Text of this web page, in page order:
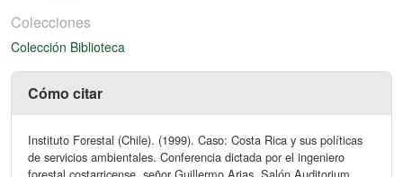
Colecciones
Colección Biblioteca
Cómo citar
Instituto Forestal (Chile). (1999). Caso: Costa Rica y sus políticas
de servicios ambientales. Conferencia dictada por el ingeniero
forestal costarricense, señor Guillermo Arias. Salón Auditorium